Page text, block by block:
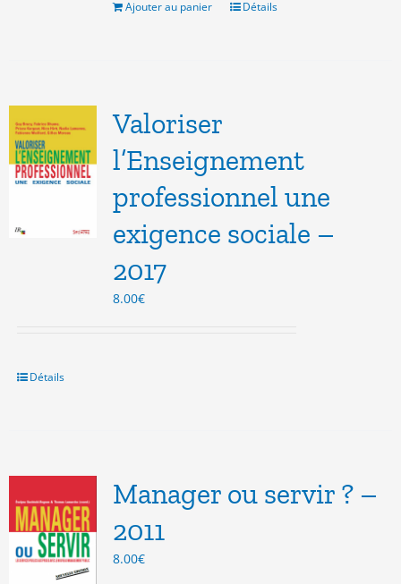
11.00€.8.00€.
Ajouter au panier Détails
Valoriser
l’Enseignement
professionnel une
exigence sociale –
2017
8.00€
Détails
Manager ou servir ? –
2011
8.00€